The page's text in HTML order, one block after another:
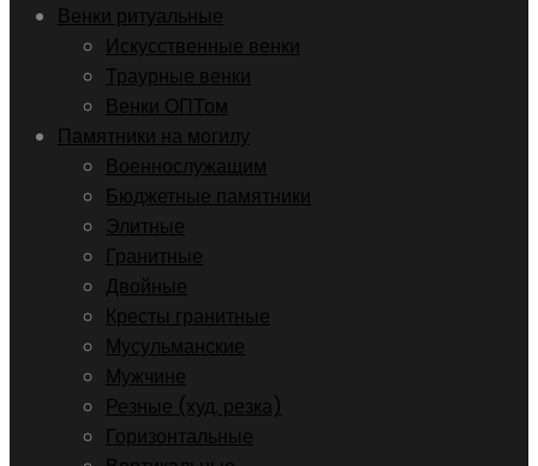
Венки ритуальные
Искусственные венки
Траурные венки
Венки ОПТом
Памятники на могилу
Военнослужащим
Бюджетные памятники
Элитные
Гранитные
Двойные
Кресты гранитные
Мусульманские
Мужчине
Резные (худ. резка)
Горизонтальные